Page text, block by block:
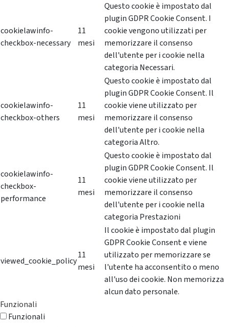
cookielawinfo-
checkbox-necessary
11
mesi
Questo cookie è impostato dal
plugin GDPR Cookie Consent. I
cookie vengono utilizzati per
memorizzare il consenso
dell'utente per i cookie nella
categoria Necessari.
cookielawinfo-
checkbox-others
11
mesi
Questo cookie è impostato dal
plugin GDPR Cookie Consent. Il
cookie viene utilizzato per
memorizzare il consenso
dell'utente per i cookie nella
categoria Altro.
cookielawinfo-
checkbox-
performance
11
mesi
Questo cookie è impostato dal
plugin GDPR Cookie Consent. Il
cookie viene utilizzato per
memorizzare il consenso
dell'utente per i cookie nella
categoria Prestazioni
viewed_cookie_policy
11
mesi
Il cookie è impostato dal plugin
GDPR Cookie Consent e viene
utilizzato per memorizzare se
l'utente ha acconsentito o meno
all'uso dei cookie. Non memorizza
alcun dato personale.
Funzionali
Funzionali